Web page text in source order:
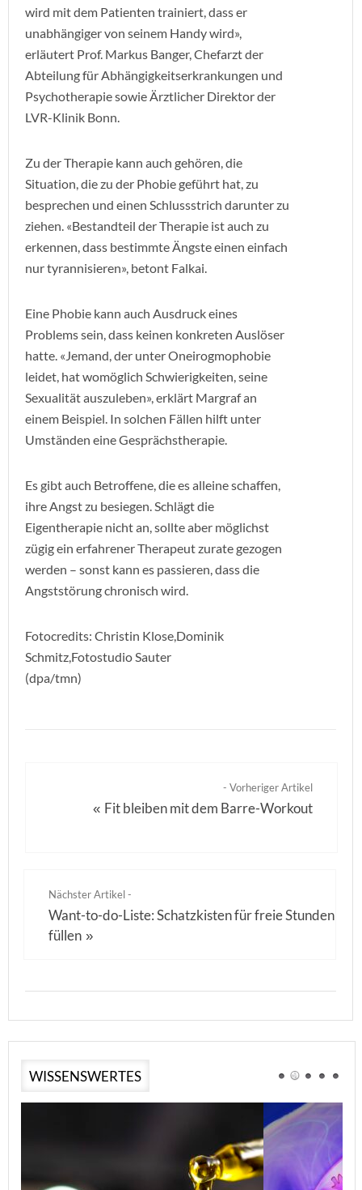
wird mit dem Patienten trainiert, dass er
unabhängiger von seinem Handy wird»,
erläutert Prof. Markus Banger, Chefarzt der
Abteilung für Abhängigkeitserkrankungen und
Psychotherapie sowie Ärztlicher Direktor der
LVR-Klinik Bonn.
Zu der Therapie kann auch gehören, die
Situation, die zu der Phobie geführt hat, zu
besprechen und einen Schlussstrich darunter zu
ziehen. «Bestandteil der Therapie ist auch zu
erkennen, dass bestimmte Ängste einen einfach
nur tyrannisieren», betont Falkai.
Eine Phobie kann auch Ausdruck eines
Problems sein, dass keinen konkreten Auslöser
hatte. «Jemand, der unter Oneirogmophobie
leidet, hat womöglich Schwierigkeiten, seine
Sexualität auszuleben», erklärt Margraf an
einem Beispiel. In solchen Fällen hilft unter
Umständen eine Gesprächstherapie.
Es gibt auch Betroffene, die es alleine schaffen,
ihre Angst zu besiegen. Schlägt die
Eigentherapie nicht an, sollte aber möglichst
zügig ein erfahrener Therapeut zurate gezogen
werden – sonst kann es passieren, dass die
Angststörung chronisch wird.
Fotocredits: Christin Klose,Dominik
Schmitz,Fotostudio Sauter
(dpa/tmn)
- Vorheriger Artikel
« Fit bleiben mit dem Barre-Workout
Nächster Artikel -
Want-to-do-Liste: Schatzkisten für freie Stunden
füllen »
WISSENSWERTES